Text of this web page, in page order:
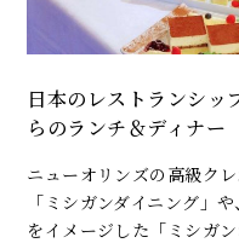
日本のレストランシッ
らのランチ＆ディナー
ニューオリンズの高級ク
「ミシガンダイニング」
をイメージした「ミシガ